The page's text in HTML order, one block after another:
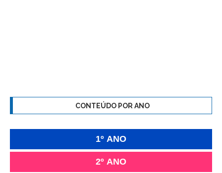
CONTEÚDO POR ANO
1º ANO
2º ANO